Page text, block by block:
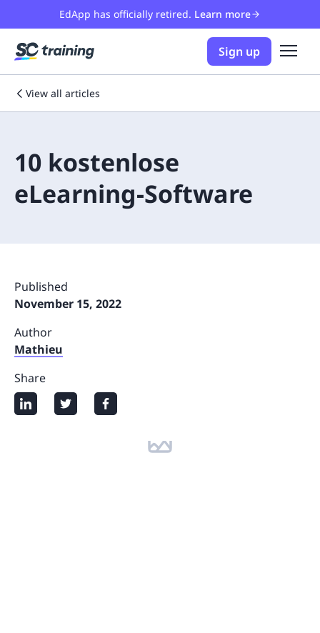
EdApp has officially retired. Learn more
Sign up
View all articles
10 kostenlose
eLearning-Software
Published
November 15, 2022
Author
Mathieu
Share